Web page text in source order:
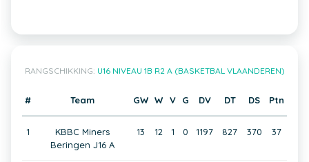
RANGSCHIKKING: U16 NIVEAU 1B R2 A (BASKETBAL VLAANDEREN)
# Team GW W V G DV DT DS Ptn
1
KBBC Miners
Beringen J16 A
13 12 1 0 1197 827 370 37